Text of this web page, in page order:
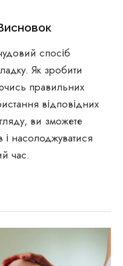
спосіб
Як зробити
правильних
відповідних
ви зможете
і насолоджуватися
час.